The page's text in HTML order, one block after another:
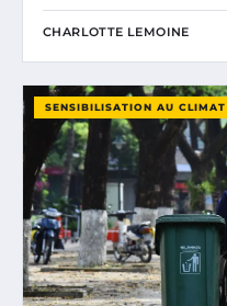
CHARLOTTE LEMOINE
SENSIBILISATION AU CLIMAT